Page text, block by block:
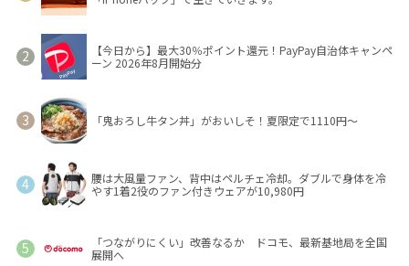
【今日から】最大30％ポイント還元！PayPay自治体キャンペ
ーン 2026年8月開始分
「鬼おろし牛タン丼」がおいしそ！夏限定で1110円～
腰は大風量ファン、背中はペルチェ冷却。ダブルで身体を冷
やす1着2役のファン付きウェアが10,980円
「つながりにくい」改善なるか ドコモ、最新基地局を全国
展開へ